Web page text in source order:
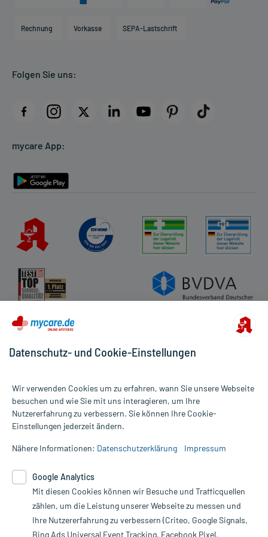
Direktabrechnung PKV
AGB
Datenschutz
Rückgabe/Widerruf
Rechnung Vorkasse SEPA-Lastschrift
Folgen Sie uns:
mycare App:
Alle Preise gelten inkl. MwSt., ggf. zzgl. Versandkosten
Informationen auf dieser Website werden ausschließlich für
die Untersuchung und Behandlung durch einen Arzt. Bitte
Therapien eingeleitet werden können. | Diese Webseite benutzt
Google Analytics. Lesen Sie bitte dazu die wichtigen Hinweise in
unserer Datenschutzerklärung. Für den Widerruf einer Bestellung
nutzen Sie das Formular:
Datenschutz- und Cookie-Einstellungen
Wir verwenden Cookies um zu erfahren, wann Sie unsere Webseite
besuchen und wie Sie mit uns interagieren, um Ihre
Nutzererfahrung zu verbessern. Sie können Ihre Cookie-
Einstellungen jederzeit ändern.
Nähere Informationen: Datenschutzerklärung Impressum
Google Analytics
Mit diesen Cookies können wir Besuche und Trafficquellen
zählen, um die Leistung unserer Webseite zu messen und
Ihre Nutzererfahrung zu verbessern (Criteo, Google Signals,
Bing Ads Universal Event Tracking, Facebook Pixel,